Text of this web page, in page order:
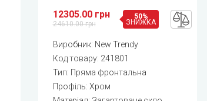
12305.00 грн
24610.00 грн
50%
ЗНИЖКА
Виробник: New Trendy
Код товару: 241801
Тип: Пряма фронтальна
Профіль: Хром